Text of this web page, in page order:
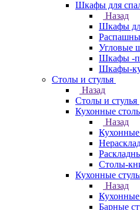
Шкафы для
Назад
Шкафы
Угловые
Шкафы -
Шкафы-
Столы и стулья
Назад
Столы и стулья
Кухонные
Назад
Столы-
Кухонные
Назад
Кухонные
Барные